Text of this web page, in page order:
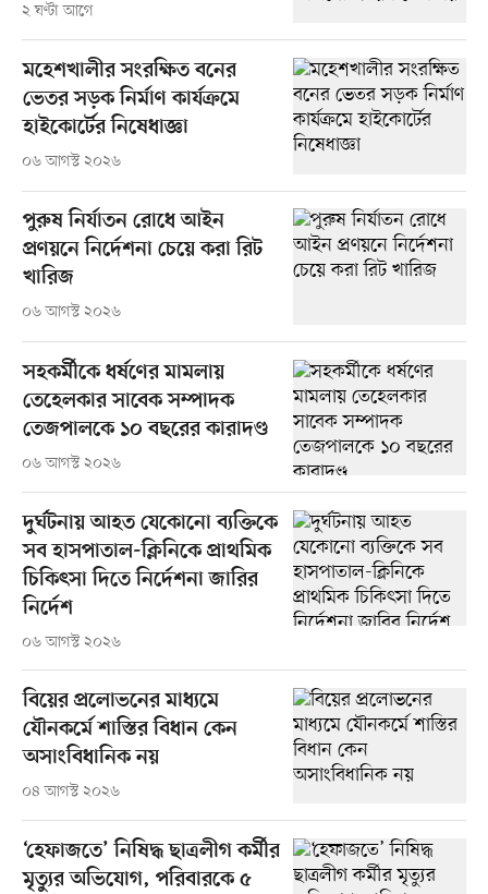
২ ঘণ্টা আগে
মহেশখালীর সংরক্ষিত বনের
ভেতর সড়ক নির্মাণ কার্যক্রমে
হাইকোর্টের নিষেধাজ্ঞা
০৬ আগস্ট ২০২৬
পুরুষ নির্যাতন রোধে আইন
প্রণয়নে নির্দেশনা চেয়ে করা রিট
খারিজ
০৬ আগস্ট ২০২৬
সহকর্মীকে ধর্ষণের মামলায়
তেহেলকার সাবেক সম্পাদক
তেজপালকে ১০ বছরের কারাদণ্ড
০৬ আগস্ট ২০২৬
দুর্ঘটনায় আহত যেকোনো ব্যক্তিকে
সব হাসপাতাল-ক্লিনিকে প্রাথমিক
চিকিৎসা দিতে নির্দেশনা জারির
নির্দেশ
০৬ আগস্ট ২০২৬
বিয়ের প্রলোভনের মাধ্যমে
যৌনকর্মে শাস্তির বিধান কেন
অসাংবিধানিক নয়
০৪ আগস্ট ২০২৬
‘হেফাজতে’ নিষিদ্ধ ছাত্রলীগ কর্মীর
মৃত্যুর অভিযোগ, পরিবারকে ৫